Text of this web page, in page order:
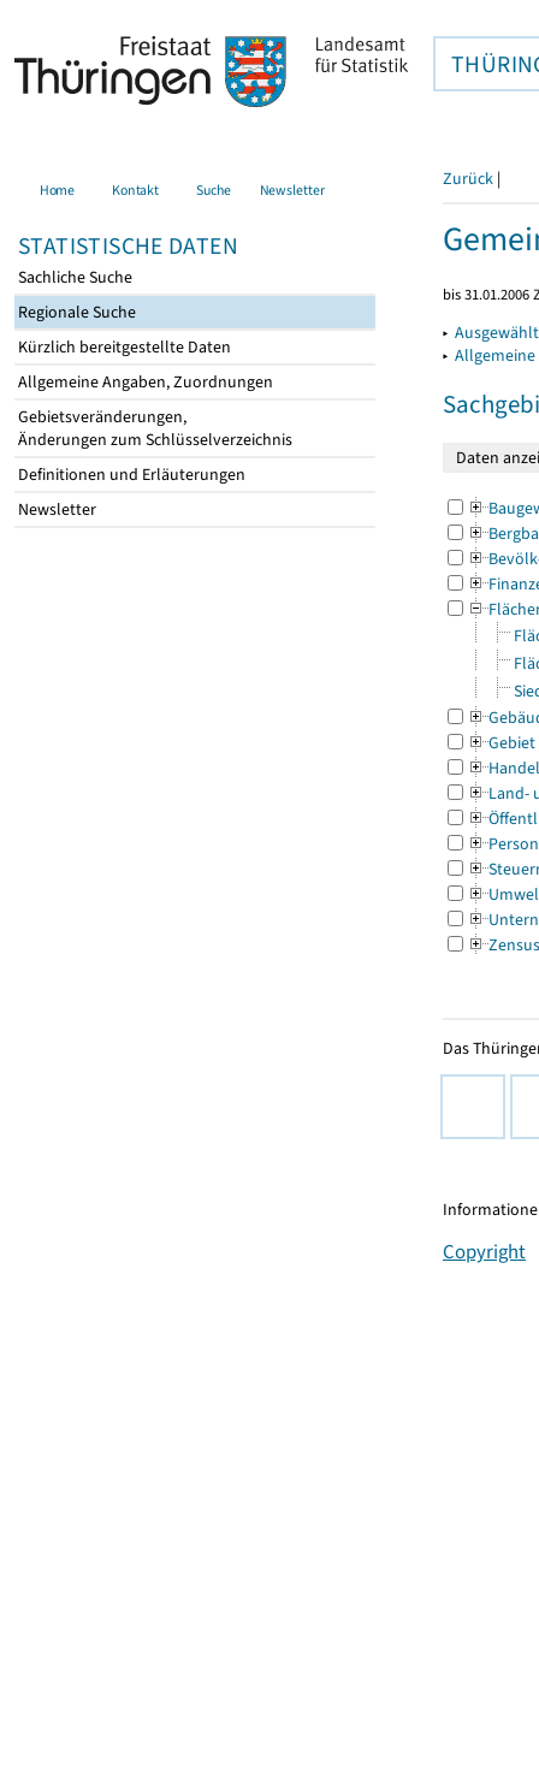
Home Kontakt Suche Newsletter
STATISTISCHE DATEN
Sachliche Suche
Regionale Suche
Kürzlich bereitgestellte Daten
Allgemeine Angaben, Zuordnungen
Gebietsveränderungen,
Änderungen zum Schlüsselverzeichnis
Definitionen und Erläuterungen
Newsletter
Zurück |
bis 31.01.2006
▸
▸
Gebiet
Land-
Zensus
Das
Copyright